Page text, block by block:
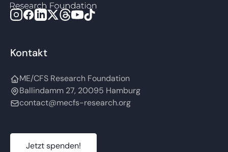
Kontakt
ME/CFS Research Foundation
Ballindamm 27, 20095 Hamburg
contact@mecfs-research.org
Jetzt spenden!